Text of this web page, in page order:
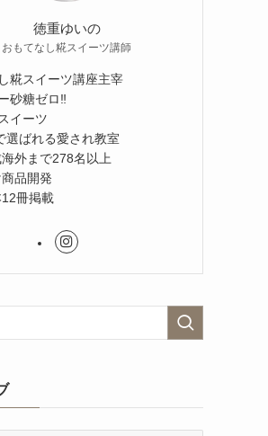
徳重ゆいの
おもてなし糀スイーツ講師
糀スイーツ講座主宰
砂糖ゼロ‼︎
イーツ
選ばれる愛され教室
外まで278名以上
品開発
冊掲載